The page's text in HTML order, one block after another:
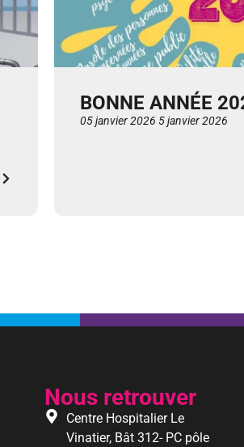
BONNE ANNÉE
05 janvier 2026 5 janvier 2026
Nous retrouver
Centre Hospitalier Le
Vinatier, Bât 312- PC pôle